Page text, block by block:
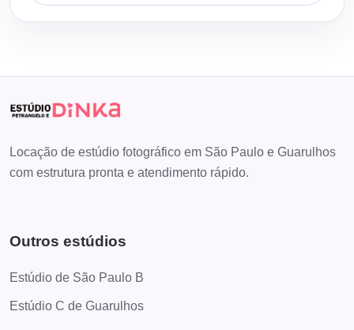
Locação de estúdio fotográfico em São Paulo e Guarulhos
com estrutura pronta e atendimento rápido.
Outros estúdios
Estúdio de São Paulo B
Estúdio C de Guarulhos